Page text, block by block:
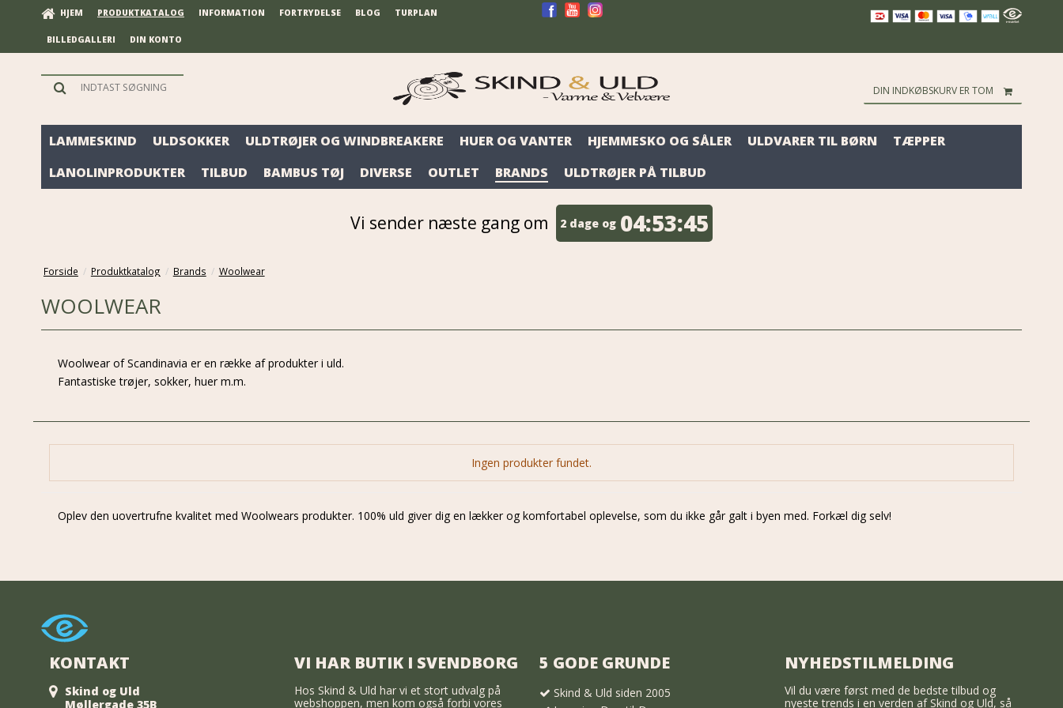
HJEM PRODUKTKATALOG INFORMATION FORTRYDELSE BLOG TURPLAN
BILLEDGALLERI DIN KONTO
DIN INDKØBSKURV ER TOM
LAMMESKIND ULDSOKKER ULDTRØJER OG WINDBREAKERE HUER OG VANTER HJEMMESKO OG SÅLER ULDVARER TIL BØRN
TÆPPER
LANOLINPRODUKTER
TILBUD BAMBUS TØJ DIVERSE OUTLET BRANDS ULDTRØJER PÅ TILBUD
Vi sender næste gang om 2 dage og 04:53:44
Forside / Produktkatalog / Brands / Woolwear
WOOLWEAR
Woolwear of Scandinavia er en række af produkter i uld.
Fantastiske trøjer, sokker, huer m.m.
Ingen produkter fundet.
Oplev den uovertrufne kvalitet med Woolwears produkter. 100% uld giver dig en lækker og komfortabel oplevelse, som du ikke går galt i byen med. Forkæl dig selv!
KONTAKT
Skind og Uld
Møllergade 35B
VI HAR BUTIK I SVENDBORG
Hos Skind & Uld har vi et stort udvalg på
webshoppen, men kom også forbi vores
5 GODE GRUNDE
Skind & Uld siden 2005
NYHEDSTILMELDING
Vil du være først med de bedste tilbud og
nyeste trends i en verden af Skind og Uld, så